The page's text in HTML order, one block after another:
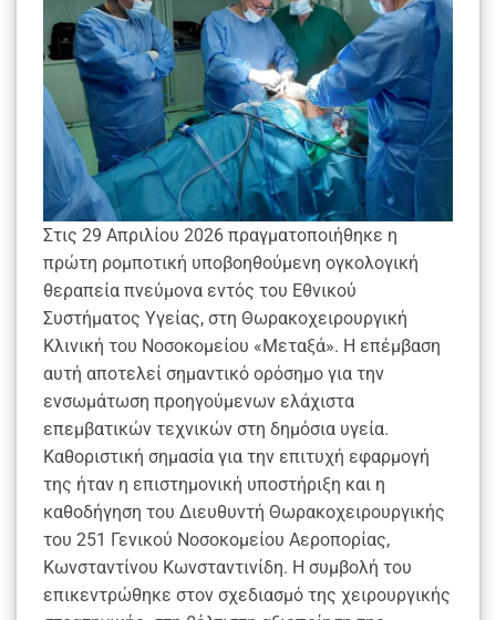
Στις 29 Απριλίου 2026 πραγματοποιήθηκε η
πρώτη ρομποτική υποβοηθούμενη ογκολογική
θεραπεία πνεύμονα εντός του Εθνικού
Συστήματος Υγείας, στη Θωρακοχειρουργική
Κλινική του Νοσοκομείου «Μεταξά». Η επέμβαση
αυτή αποτελεί σημαντικό ορόσημο για την
ενσωμάτωση προηγούμενων ελάχιστα
επεμβατικών τεχνικών στη δημόσια υγεία.
Καθοριστική σημασία για την επιτυχή εφαρμογή
της ήταν η επιστημονική υποστήριξη και η
καθοδήγηση του Διευθυντή Θωρακοχειρουργικής
του 251 Γενικού Νοσοκομείου Αεροπορίας,
Κωνσταντίνου Κωνσταντινίδη. Η συμβολή του
επικεντρώθηκε στον σχεδιασμό της χειρουργικής